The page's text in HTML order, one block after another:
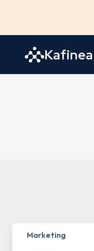
Kafinea
Marketing